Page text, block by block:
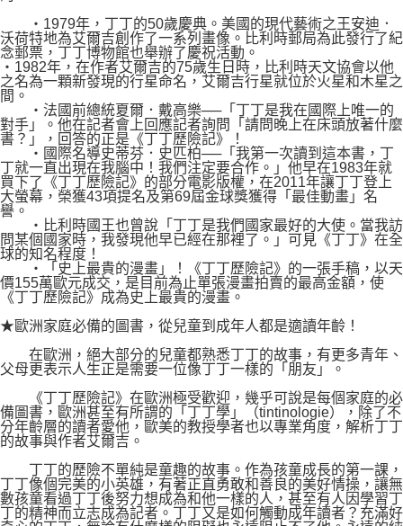
‧1979年，丁丁的50歲慶典。美國的現代藝術之王安迪．
沃荷特地為艾爾吉創作了一系列畫像。比利時郵局為此發行了紀
念郵票，丁丁博物館也舉辦了慶祝活動。
‧1982年，在作者艾爾吉的75歲生日時，比利時天文協會以他
之名為一顆新發現的行星命名，艾爾吉行星就位於火星和木星之
間。
‧法國前總統夏爾．戴高樂──「丁丁是我在國際上唯一的
對手」。他在記者會上回應記者詢問「請問晚上在床頭放著什麼
書？」，回答的正是《丁丁歷險記》！
‧國際名導史蒂芬．史匹柏──「我第一次讀到這本書，丁
丁就一直出現在我腦中！我們注定要合作。」他早在1983年就
買下了《丁丁歷險記》的部分電影版權，在2011年讓丁丁登上
大螢幕，榮獲43項提名及第69屆金球獎獲得「最佳動畫」名
譽。
‧比利時國王也曾說「丁丁是我們國家最好的大使。當我訪
問某個國家時，我發現他早已經在那裡了。」可見《丁丁》在全
球的知名程度！
‧「史上最貴的漫畫」！《丁丁歷險記》的一張手稿，以天
價155萬歐元成交，是目前為止單張漫畫拍賣的最高金額，使
《丁丁歷險記》成為史上最貴的漫畫。
★歐洲家庭必備的圖書，從兒童到成年人都是適讀年齡！
在歐洲，絕大部分的兒童都熟悉丁丁的故事，有更多青年、
父母更表示人生正是需要一位像丁丁一樣的「朋友」。
《丁丁歷險記》在歐洲極受歡迎，幾乎可說是每個家庭的必
備圖書，歐洲甚至有所謂的「丁丁學」（tintinologie），除了不
分年齡層的讀者愛他，歐美的教授學者也以專業角度，解析丁丁
的故事與作者艾爾吉。
丁丁的歷險不單純是童趣的故事。作為孩童成長的第一課，
丁丁像個完美的小英雄，有著正直勇敢和善良的美好情操，讓無
數孩童看過丁丁後努力想成為和他一樣的人，甚至有人因學習丁
丁的精神而立志成為記者。丁丁又是如何觸動成年讀者？充滿好